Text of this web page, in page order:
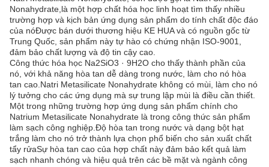
Nonahydrate,là một hợp chất hóa học linh hoạt tìm thấy nhiều
trường hợp và kịch bản ứng dụng sản phẩm do tính chất độc đáo
của nóĐược bán dưới thương hiệu KE HUA và có nguồn gốc từ
Trung Quốc, sản phẩm này tự hào có chứng nhận ISO-9001,
đảm bảo chất lượng và độ tin cậy cao.
Công thức hóa học Na2SiO3 · 9H2O cho thấy thành phần của
nó, với khả năng hòa tan dễ dàng trong nước, làm cho nó hòa
tan cao.Natri Metasilicate Nonahydrate không có mùi, làm cho nó
lý tưởng cho các ứng dụng mà sự trung lập mùi là điều cần thiết.
Một trong những trường hợp ứng dụng sản phẩm chính cho
Natrium Metasilicate Nonahydrate là trong công thức sản phẩm
làm sạch công nghiệp.Độ hòa tan trong nước và dạng bột hạt
trắng làm cho nó trở thành lựa chọn phổ biến cho sản xuất chất
tẩy rửaSự hòa tan cao của hợp chất này đảm bảo kết quả làm
sạch nhanh chóng và hiệu quả trên các bề mặt và ngành công